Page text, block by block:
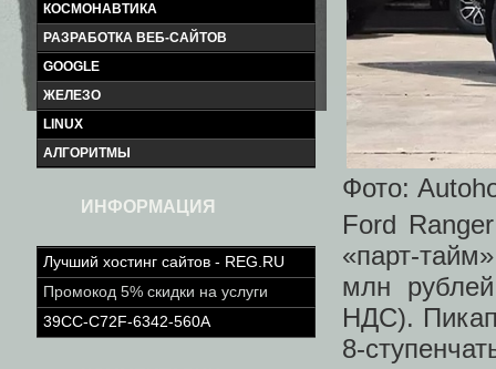
КОСМОНАВТИКА
РАЗРАБОТКА ВЕБ-САЙТОВ
GOOGLE
ЖЕЛЕЗО
LINUX
АЛГОРИТМЫ
ИНФОРМАЦИЯ
Лучший хостинг сайтов - REG.RU
Промокод 5% скидки на услуги
39CC-C72F-6342-560A
Фото:
Ford
«парт-
млн
НДС).
8-